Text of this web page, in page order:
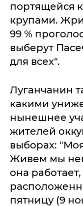
портящейся
крупами.
99 %
выберут
для всех".
Луганчанин
какими
нынешнее
жителей
выборах:
Живем мы
она
пятницу (9